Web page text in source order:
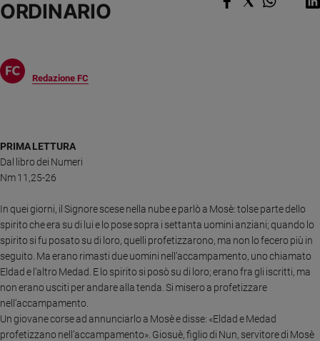
Sport
Papa
Chiesa
Fede
spiritualità
Santi
Devozione
e
fede
Parola
del
giorno
ORDINARIO
Redazione FC
PRIMA LETTURA
Dal libro dei Numeri
Nm 11,25-26
In quei giorni, il Signore scese nella nube e parlò a Mosè: tolse parte dello
spirito che era su di lui e lo pose sopra i settanta uomini anziani; quando lo
spirito si fu posato su di loro, quelli profetizzarono, ma non lo fecero più in
seguito. Ma erano rimasti due uomini nell’accampamento, uno chiamato
Eldad e l’altro Medad. E lo spirito si posò su di loro; erano fra gli iscritti, ma
non erano usciti per andare alla tenda. Si misero a profetizzare
nell’accampamento.
Un giovane corse ad annunciarlo a Mosè e disse: «Eldad e Medad
profetizzano nell’accampamento». Giosuè, figlio di Nun, servitore di Mosè